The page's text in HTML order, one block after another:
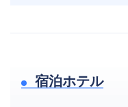
宿泊ホテル